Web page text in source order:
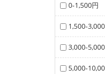
0-1,500円
1,500-
3,000-
5,000-